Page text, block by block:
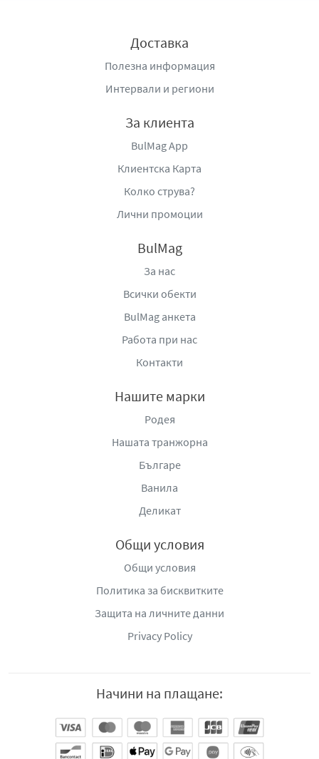
Доставка
Полезна информация
Интервали и региони
За клиента
BulMag App
Клиентска Карта
Колко струва?
Лични промоции
BulMag
За нас
Всички обекти
BulMag анкета
Работа при нас
Контакти
Нашите марки
Родея
Нашата транжорна
Българе
Ванила
Деликат
Общи условия
Общи условия
Политика за бисквитките
Защита на личните данни
Privacy Policy
Начини на плащане: